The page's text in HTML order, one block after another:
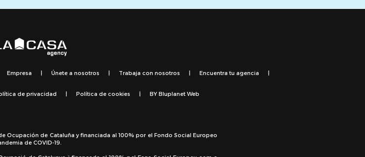
Empresa Únete a nosotros Trabaja con nosotros Encuentra tu agencia
de privacidad Política de cookies BY Bluplanet Web
Ocupación de Cataluña y financiada al 100% por el Fondo Social Europeo
de COVID-19.